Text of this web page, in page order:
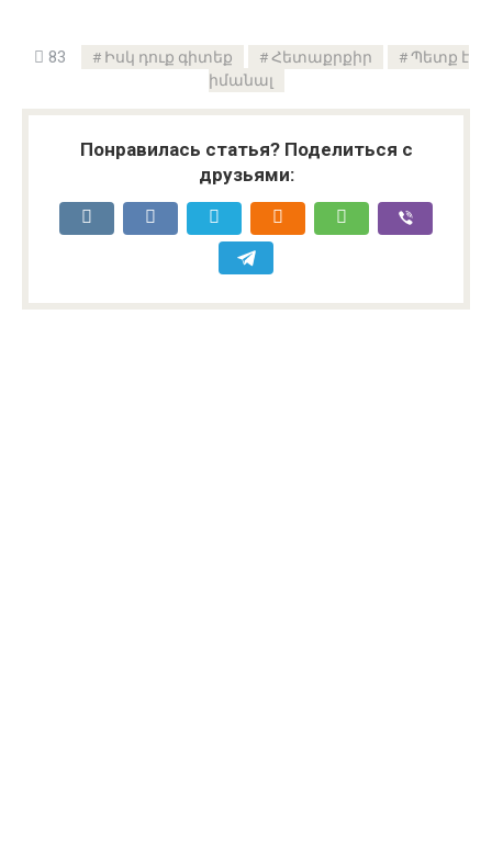
83 Իսկ դուք գիտեք Հետաքրքիր
Պետք է
իմանալ
Понравилась статья? Поделиться с
друзьями: